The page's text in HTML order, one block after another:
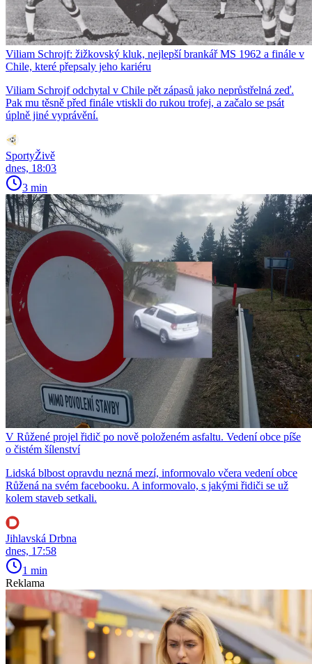
Viliam Schrojf: žižkovský kluk, nejlepší brankář MS 1962 a finále v
Chile, které přepsaly jeho kariéru
Viliam Schrojf odchytal v Chile pět zápasů jako neprůstřelná zeď.
Pak mu těsně před finále vtiskli do rukou trofej, a začalo se psát
úplně jiné vyprávění.
SportyŽivě
dnes, 18:03
3 min
V Růžené projel řidič po nově položeném asfaltu. Vedení obce píše
o čistém šílenství
Lidská blbost opravdu nezná mezí, informovalo včera vedení obce
Růžená na svém facebooku. A informovalo, s jakými řidiči se už
kolem staveb setkali.
Jihlavská Drbna
dnes, 17:58
1 min
Reklama